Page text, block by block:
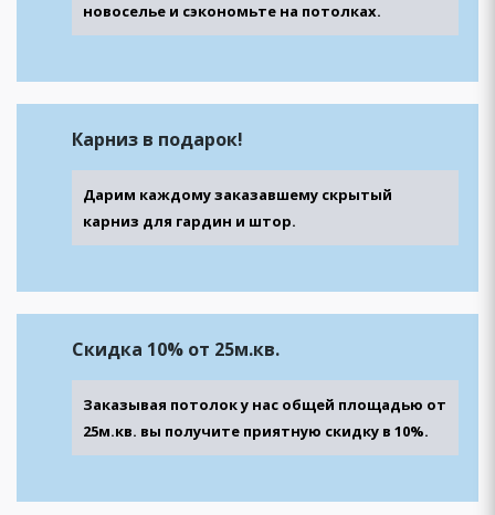
новоселье и сэкономьте на потолках.
Карниз в подарок!
Дарим каждому заказавшему скрытый
карниз для гардин и штор.
Скидка 10% от 25м.кв.
Заказывая потолок у нас общей площадью от
25м.кв. вы получите приятную скидку в 10%.